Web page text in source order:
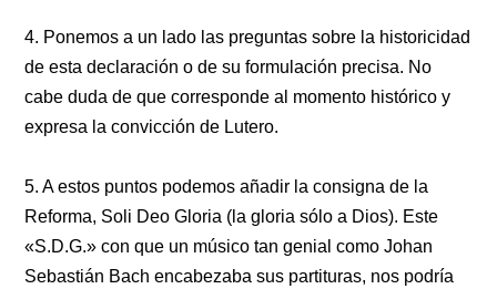
4. Ponemos a un lado las preguntas sobre la historicidad
de esta declaración o de su formulación precisa. No
cabe duda de que corresponde al momento histórico y
expresa la convicción de Lutero.
5. A estos puntos podemos añadir la consigna de la
Reforma, Soli Deo Gloria (la gloria sólo a Dios). Este
«S.D.G.» con que un músico tan genial como Johan
Sebastián Bach encabezaba sus partituras, nos podría